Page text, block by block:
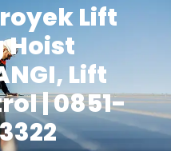
Lift
Hoist
Lift
| 0851-